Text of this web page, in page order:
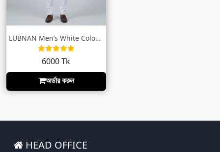
LUBNAN Men’s White Color Slim Fit Premiu...
6000 Tk
অর্ডার করুন
HEAD OFFICE